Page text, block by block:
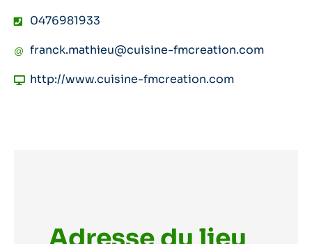
0476981933
franck.mathieu@cuisine-fmcreation.com
http://www.cuisine-fmcreation.com